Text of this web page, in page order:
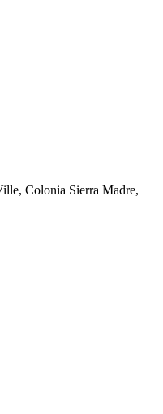
Colonia Sierra Madre,